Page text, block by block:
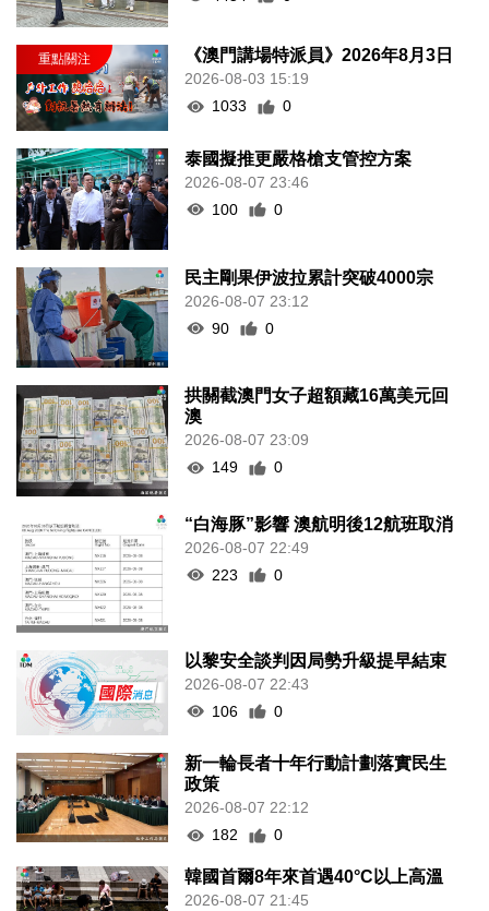
《澳門講場特派員》2026年8月3日
2026-08-03 15:19
1033
0
泰國擬推更嚴格槍支管控方案
2026-08-07 23:46
100
0
民主剛果伊波拉累計突破4000宗
2026-08-07 23:12
90
0
拱關截澳門女子超額藏16萬美元回
澳
2026-08-07 23:09
149
0
“白海豚”影響 澳航明後12航班取消
2026-08-07 22:49
223
0
以黎安全談判因局勢升級提早結束
2026-08-07 22:43
106
0
新一輪長者十年行動計劃落實民生
政策
2026-08-07 22:12
182
0
韓國首爾8年來首遇40°C以上高溫
2026-08-07 21:45